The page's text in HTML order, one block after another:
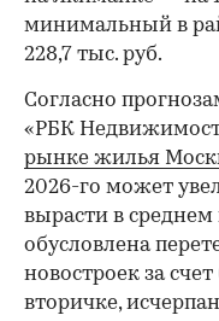
00:00
минимальный в
228,7 тыс. руб.
Согласно
«РБК
рынке жилья
2026-го может
вырасти в среднем
обусловлена
новостроек за
вторичке,